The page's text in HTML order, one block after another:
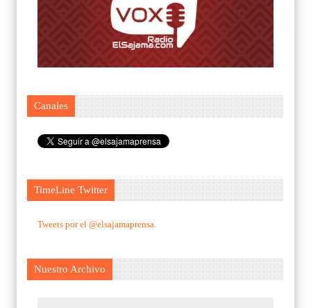
Canales
TimeLine Twitter
Tweets por el @elsajamaprensa.
Nuestro Archivo